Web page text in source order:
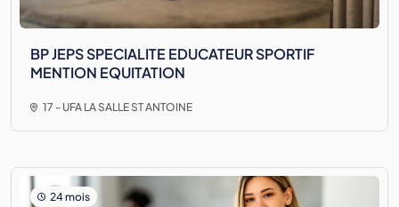
BP JEPS SPECIALITE EDUCATEUR SPORTIF
MENTION EQUITATION
17 - UFA LA SALLE ST ANTOINE
24 mois